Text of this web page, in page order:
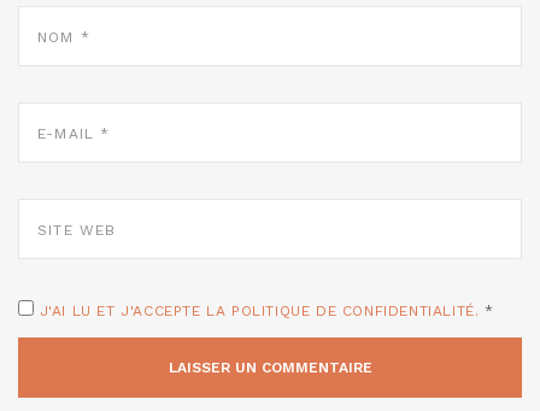
MAIL
WEB
J'AI LU ET J'ACCEPTE LA POLITIQUE DE CONFIDENTIALITÉ. *